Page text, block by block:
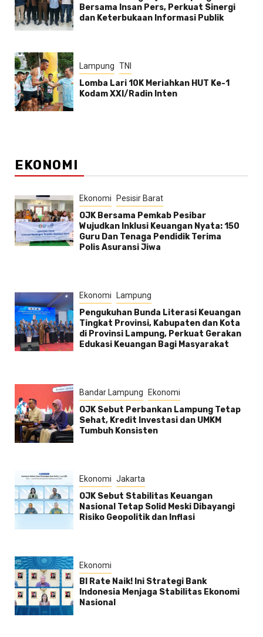
Bersama Insan Pers, Perkuat Sinergi
dan Keterbukaan Informasi Publik
Lampung TNI
Lomba Lari 10K Meriahkan HUT Ke-1
Kodam XXI/Radin Inten
EKONOMI
Ekonomi Pesisir Barat
OJK Bersama Pemkab Pesibar
Wujudkan Inklusi Keuangan Nyata: 150
Guru Dan Tenaga Pendidik Terima
Polis Asuransi Jiwa
Ekonomi Lampung
Pengukuhan Bunda Literasi Keuangan
Tingkat Provinsi, Kabupaten dan Kota
di Provinsi Lampung, Perkuat Gerakan
Edukasi Keuangan Bagi Masyarakat
Bandar Lampung Ekonomi
OJK Sebut Perbankan Lampung Tetap
Sehat, Kredit Investasi dan UMKM
Tumbuh Konsisten
Ekonomi Jakarta
OJK Sebut Stabilitas Keuangan
Nasional Tetap Solid Meski Dibayangi
Risiko Geopolitik dan Inflasi
Ekonomi
BI Rate Naik! Ini Strategi Bank
Indonesia Menjaga Stabilitas Ekonomi
Nasional